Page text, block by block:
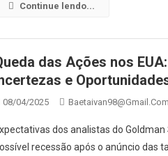
Continue lendo...
das Ações nos
e
08/04/2025 Baetaivan98@gmail.com
dos analistas do
recessão após o anúncio das